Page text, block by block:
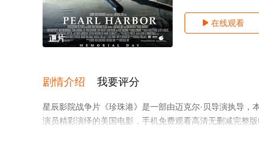
正片
 在线观看
剧情介绍 我要评分
星辰影院战争片《珍珠港》是一部由迈克尔·贝导演执导，
演员精彩演绎的美国电影，手机免费观看高清无删减完整